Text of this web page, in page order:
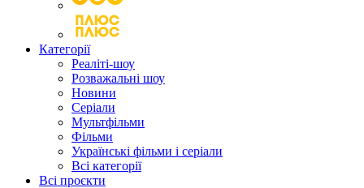
Категорії
Реаліті-шоу
Розважальні шоу
Новини
Серіали
Мультфільми
Фільми
Українські фільми і серіали
Всі категорії
Всі проєкти